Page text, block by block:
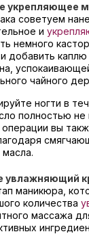
укрепляющее
советуем
и
немного
добавить
чайного
ногти в
полностью не
вы
увлажняющий
маникюра,
количества
массажа